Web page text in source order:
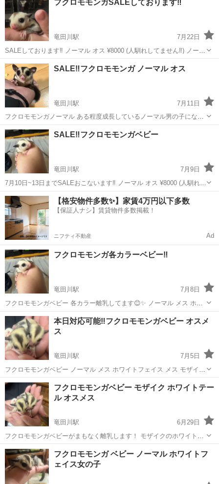
ク メス ¥22.000 モザイク ホワイトテー...
フクロモモンガSALEしております‼️
竜田川駅
7月22日
SALEしております‼️ ノーマル オス ¥8000 (人馴れしてません‼️) ノーマ
ル メス ¥15.000 決まりました✨️ ホワイトフェイス メス 18.000 モザイ
ク メス ¥22.000 モザイク ホワイトテー...
奈良 生駒郡 ペットショップ
SALE‼️フクロモモンガ ノーマル オス
竜田川駅
7月11日
フクロモモンガノーマル ある程度成長しているノーマル男の子になり
ます！ 人馴れしてないので観賞用の方が良いかもしれません。。
¥8.000になりますm(_ _)m お問い合わせお待ちしております🙇‍♀️
奈良 生駒郡 竜田川駅 ペットショップ
SALE‼️フクロモモンガベビー
竜田川駅
7月9日
7月10日~13日までSALEおこないます‼️ ノーマル オス ¥8000 (人馴れし
てません‼️) ノーマル メス ¥15.000 決まりました✨️ ホワイトフェイス
メス 18.000 モザイク メス ¥22.000...
奈良 生駒郡 竜田川駅 ペットショップ フクロモモンガ
【格安物件多数✨】家賃4万円以下多数
【保証人ナシ】賃貸物件多数掲載！
ニフティ不動産 Ad
フクロモモンガ各カラーベビー‼️
竜田川駅
7月8日
フクロモモンガベビー 各カラー離乳してます😊✨ ノーマル メス ホワ
イトフェイス メス モザイク オスメス (オスはホワイトテール) プラチ
ナ メス ご見学も可能です🙆‍♀️ お問い合わせお待ちしております。 モザ
イクの...
奈良 生駒郡 竜田川駅 ペットショップ フクロモモンガ
本日対応可能‼️フクロモモンガベビー オスメ
ス
竜田川駅
7月5日
フクロモモンガベビー ノーマル メス ホワイトフェイス メス モザイク
オスメス リューシ メス ご見学から可能です(*^^*) お問い合わせお待ち
しております🙇‍♀️
奈良 生駒郡 竜田川駅 ペットショップ フクロモモンガ
フクロモモンガベビー モザイク ホワイトテー
ル オスメス
竜田川駅
6月29日
フクロモモンガベビーがまもなく離乳します！ モザイクのホワイトテ
ールは男の子になります🍀 モザイクは女の子になります🌸 ホワイトテ
ールの子は少し変わったカラーですので お問い合わせはお早めにお願
い致します！！ 他にもノ...
奈良 生駒郡 竜田川駅 ペットショップ フクロモモンガ
フクロモモンガ ベビー ノーマル ホワイトフ
ェイス女の子